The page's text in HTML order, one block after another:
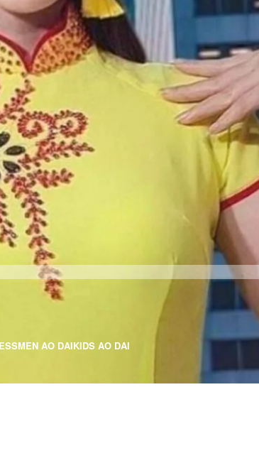
Collections My account ACCOUNT
MEN AO DAIKIDS AO DAI